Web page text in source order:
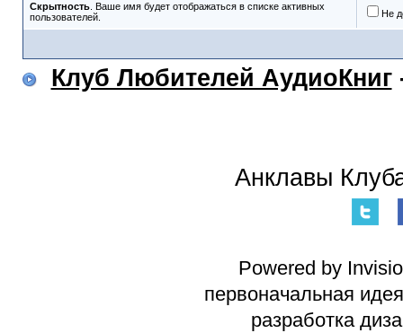
Скрытность. Ваше имя будет отображаться в списке активных
пользователей.
Не
Клуб Любителей АудиоКниг
Анклавы
Powered by
первоначальная
разработка